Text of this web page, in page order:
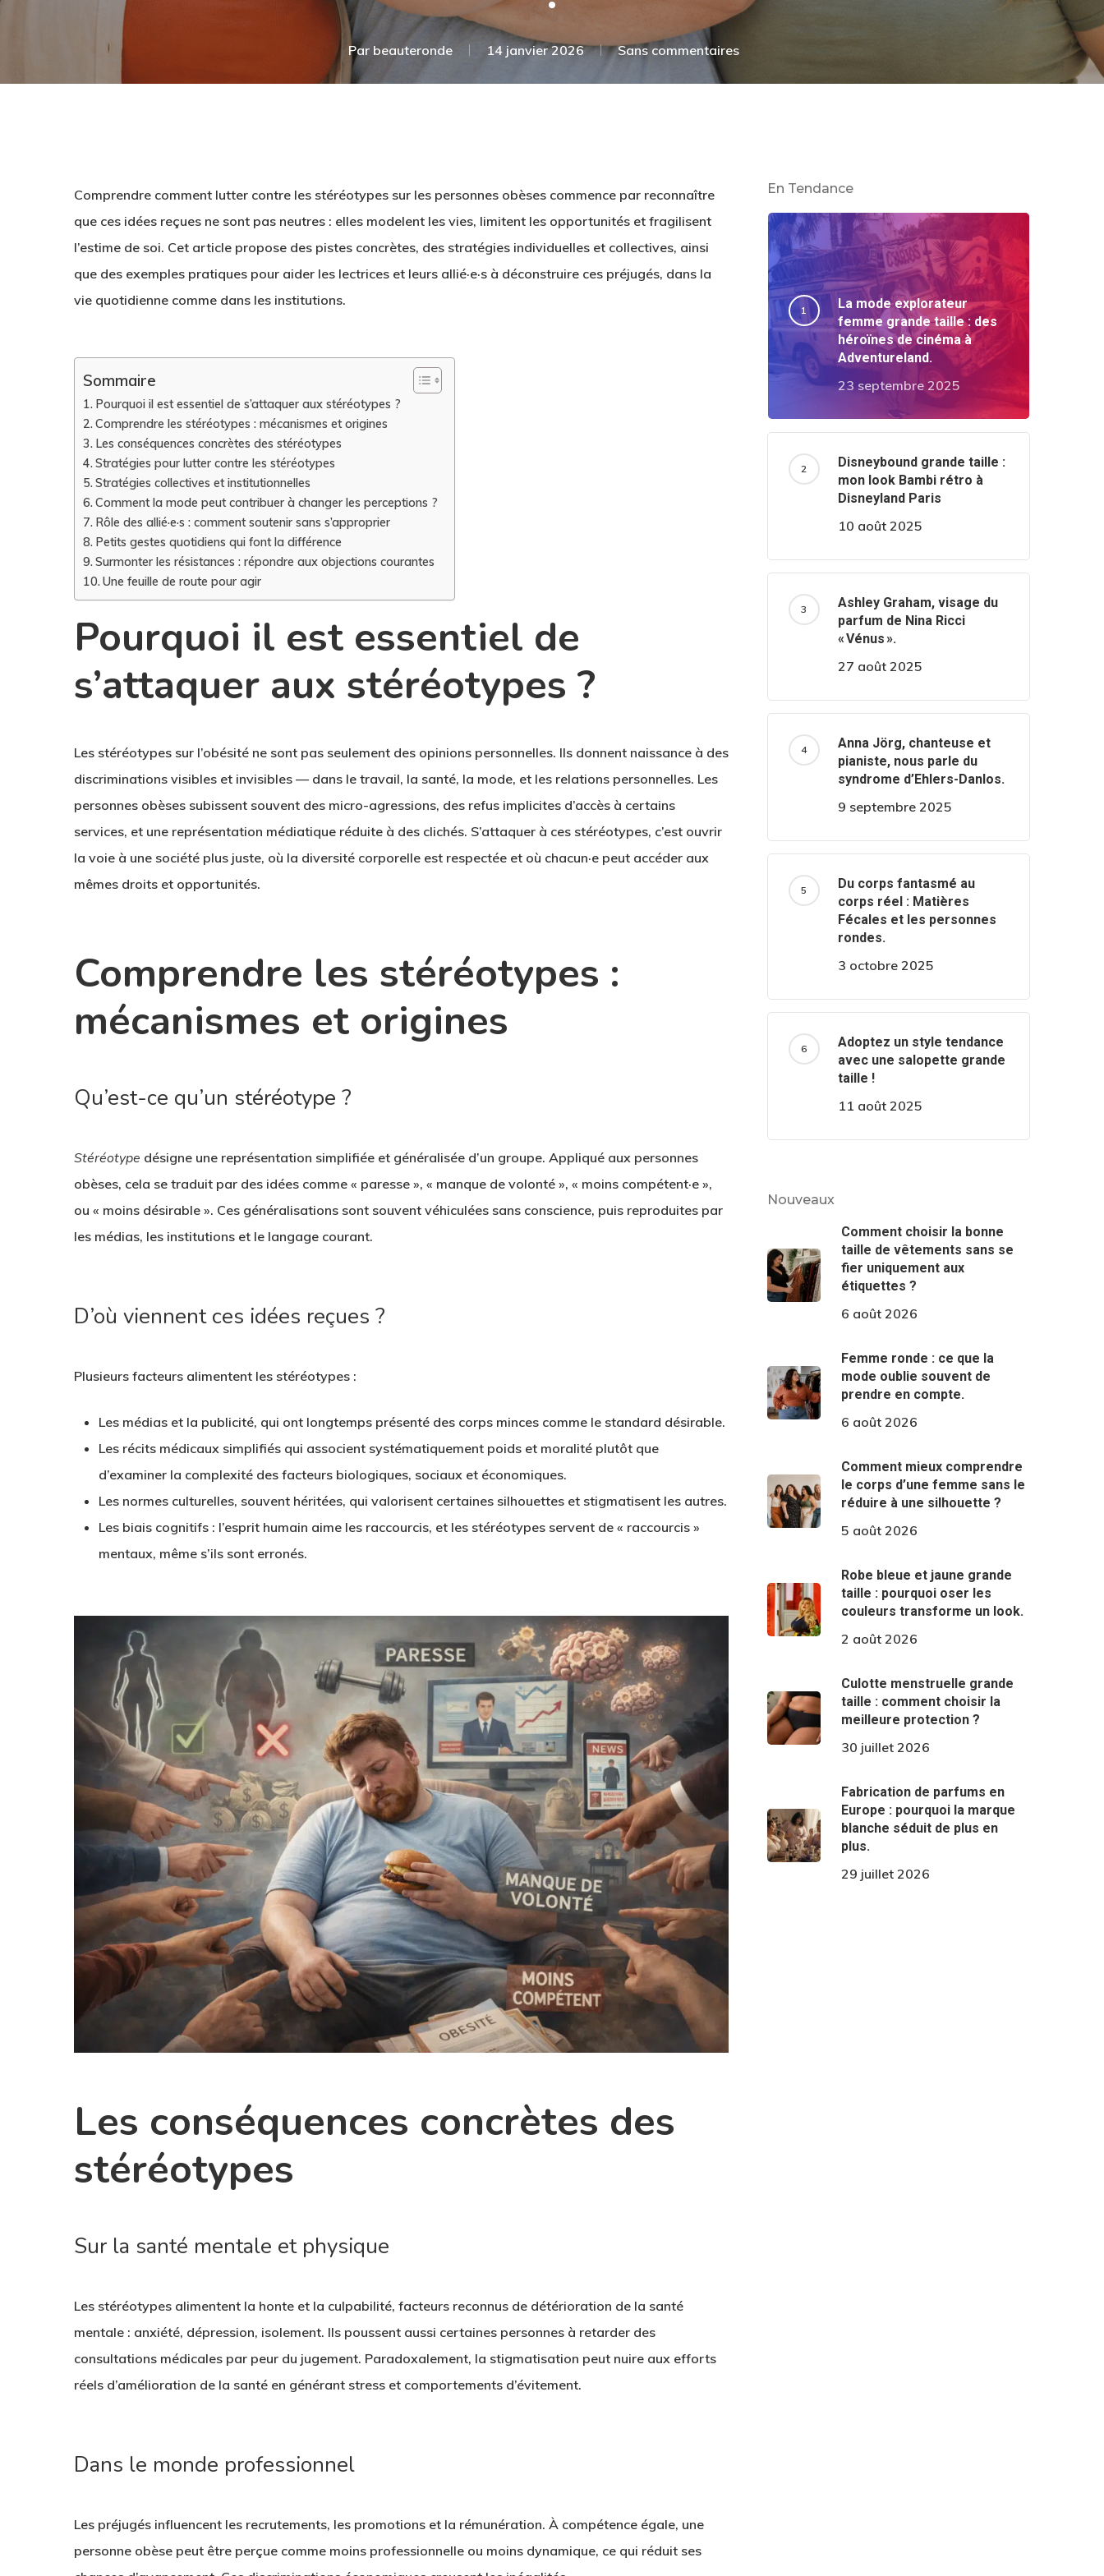
Par beauteronde 14 janvier 2026 Sans commentaires
Comprendre comment lutter contre les stéréotypes sur les personnes obèses commence par reconnaître
que ces idées reçues ne sont pas neutres : elles modelent les vies, limitent les opportunités et fragilisent
l’estime de soi. Cet article propose des pistes concrètes, des stratégies individuelles et collectives, ainsi
que des exemples pratiques pour aider les lectrices et leurs allié·e·s à déconstruire ces préjugés, dans la
vie quotidienne comme dans les institutions.
Sommaire
Pourquoi il est essentiel de s’attaquer aux stéréotypes ?
Comprendre les stéréotypes : mécanismes et origines
Les conséquences concrètes des stéréotypes
Stratégies pour lutter contre les stéréotypes
Stratégies collectives et institutionnelles
Comment la mode peut contribuer à changer les perceptions ?
Rôle des allié·e·s : comment soutenir sans s’approprier
Petits gestes quotidiens qui font la différence
Surmonter les résistances : répondre aux objections courantes
Une feuille de route pour agir
Pourquoi il est essentiel de
s’attaquer aux stéréotypes ?
Les stéréotypes sur l’obésité ne sont pas seulement des opinions personnelles. Ils donnent naissance à des
discriminations visibles et invisibles — dans le travail, la santé, la mode, et les relations personnelles. Les
personnes obèses subissent souvent des micro-agressions, des refus implicites d’accès à certains
services, et une représentation médiatique réduite à des clichés. S’attaquer à ces stéréotypes, c’est ouvrir
la voie à une société plus juste, où la diversité corporelle est respectée et où chacun·e peut accéder aux
mêmes droits et opportunités.
Comprendre les stéréotypes :
mécanismes et origines
Qu’est-ce qu’un stéréotype ?
Stéréotype désigne une représentation simplifiée et généralisée d’un groupe. Appliqué aux personnes
obèses, cela se traduit par des idées comme « paresse », « manque de volonté », « moins compétent·e »,
ou « moins désirable ». Ces généralisations sont souvent véhiculées sans conscience, puis reproduites par
les médias, les institutions et le langage courant.
D’où viennent ces idées reçues ?
Plusieurs facteurs alimentent les stéréotypes :
Les médias et la publicité, qui ont longtemps présenté des corps minces comme le standard désirable.
Les récits médicaux simplifiés qui associent systématiquement poids et moralité plutôt que
d’examiner la complexité des facteurs biologiques, sociaux et économiques.
Les normes culturelles, souvent héritées, qui valorisent certaines silhouettes et stigmatisent les autres.
Les biais cognitifs : l’esprit humain aime les raccourcis, et les stéréotypes servent de « raccourcis »
mentaux, même s’ils sont erronés.
Les conséquences concrètes des
stéréotypes
Sur la santé mentale et physique
Les stéréotypes alimentent la honte et la culpabilité, facteurs reconnus de détérioration de la santé
mentale : anxiété, dépression, isolement. Ils poussent aussi certaines personnes à retarder des
consultations médicales par peur du jugement. Paradoxalement, la stigmatisation peut nuire aux efforts
réels d’amélioration de la santé en générant stress et comportements d’évitement.
Dans le monde professionnel
Les préjugés influencent les recrutements, les promotions et la rémunération. À compétence égale, une
personne obèse peut être perçue comme moins professionnelle ou moins dynamique, ce qui réduit ses
En Tendance
La mode explorateur
femme grande taille : des
héroïnes de cinéma à
Adventureland.
23 septembre 2025
Disneybound grande taille :
mon look Bambi rétro à
Disneyland Paris
10 août 2025
Ashley Graham, visage du
parfum de Nina Ricci
« Vénus ».
27 août 2025
Anna Jörg, chanteuse et
pianiste, nous parle du
syndrome d’Ehlers-Danlos.
9 septembre 2025
Du corps fantasmé au
corps réel : Matières
Fécales et les personnes
rondes.
3 octobre 2025
Adoptez un style tendance
avec une salopette grande
taille !
11 août 2025
Nouveaux
Comment choisir la bonne
taille de vêtements sans se
fier uniquement aux
étiquettes ?
6 août 2026
Femme ronde : ce que la
mode oublie souvent de
prendre en compte.
6 août 2026
Comment mieux comprendre
le corps d’une femme sans le
réduire à une silhouette ?
5 août 2026
Robe bleue et jaune grande
taille : pourquoi oser les
couleurs transforme un look.
2 août 2026
Culotte menstruelle grande
taille : comment choisir la
meilleure protection ?
30 juillet 2026
Fabrication de parfums en
Europe : pourquoi la marque
blanche séduit de plus en
plus.
29 juillet 2026